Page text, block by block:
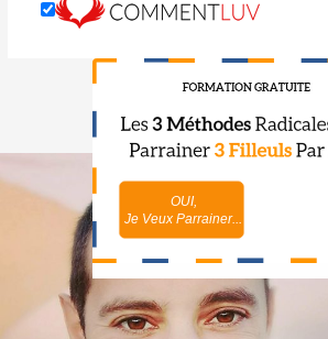
OUI,
Je Veux Parrainer...